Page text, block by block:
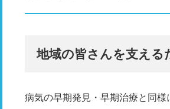
地域の皆さんを支え
病気の早期発見・早期治療と同